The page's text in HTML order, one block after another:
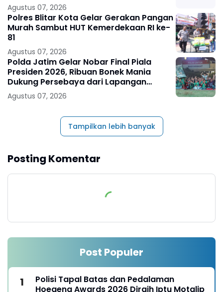
Agustus 07, 2026
Polres Blitar Kota Gelar Gerakan Pangan
Murah Sambut HUT Kemerdekaan RI ke-
81
Agustus 07, 2026
Polda Jatim Gelar Nobar Final Piala
Presiden 2026, Ribuan Bonek Mania
Dukung Persebaya dari Lapangan
Mapolda
Agustus 07, 2026
Tampilkan lebih banyak
Posting Komentar
Post Populer
Polisi Tapal Batas dan Pedalaman
Hoegeng Awards 2026 Diraih Iptu Motalip